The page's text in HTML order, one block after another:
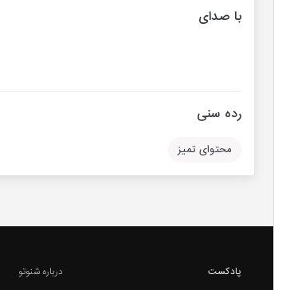
با صدای
رده سنی
محتوای تمیز
پادکست درباره شنوتو